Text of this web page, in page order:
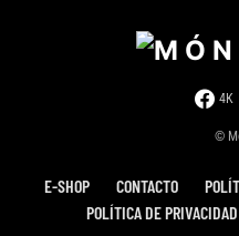
4K
©
E-SHOP CONTACTO
POLÍTICA DE PRIVACIDAD